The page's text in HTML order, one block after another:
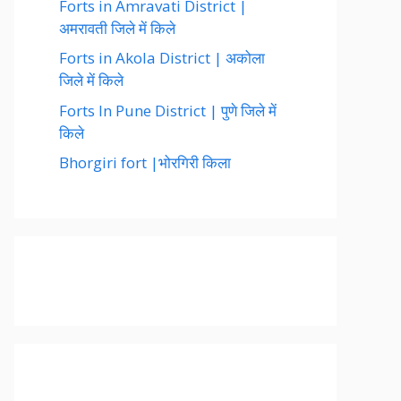
Forts in Amravati District |
अमरावती जिले में किले
Forts in Akola District | अकोला
जिले में किले
Forts In Pune District | पुणे जिले में
किले
Bhorgiri fort |भोरगिरी किला